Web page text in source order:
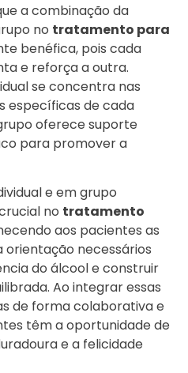
a combinação da
no tratamento para
benéfica, pois cada
e reforça a outra.
se concentra nas
específicas de cada
oferece suporte
para promover a
e em grupo
no tratamento
aos pacientes as
orientação necessários
do álcool e construir
Ao integrar essas
de forma colaborativa e
têm a oportunidade de
e a felicidade